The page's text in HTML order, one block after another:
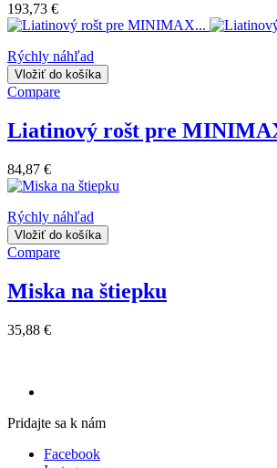
193,73 €
Rýchly náhľad
Vložiť do košíka
Compare
Liatinový rošt pre
84,87 €
Rýchly náhľad
Vložiť do košíka
Compare
Miska na štiepku
35,88 €
Pridajte sa k nám
Facebook